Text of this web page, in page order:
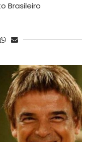
Brasileiro